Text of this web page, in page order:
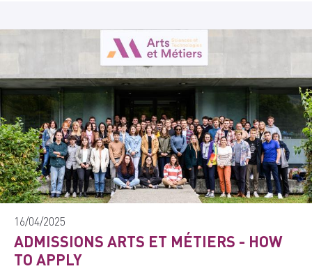
16/04/2025
ADMISSIONS ARTS ET MÉTIERS - HOW
TO APPLY